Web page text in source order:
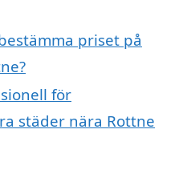
priset på
för
städer nära Rottne